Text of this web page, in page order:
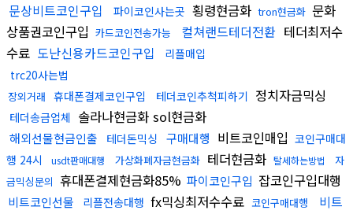
문상비트코인구입
파이코인사는곳 횡령현금화 tron현금화 문화
상품권코인구입 카드코인전송가능 컬쳐랜드테더전환 테더최저수
수료 도난신용카드코인구입
리플매입
trc20사는법
장외거래 휴대폰결제코인구입 테더코인추척피하기 정치자금믹싱
테더송금업체 솔라나현금화 sol현금화
해외선물현금인출 테더돈믹싱 구매대행 비트코인매입 코인구매대
행 24시
usdt판매대행 가상화폐자금현금화 테더현금화 탈세하는방법
자
금믹싱문의 휴대폰결제현금화85% 파이코인구입 잡코인구입대행
비트코인선물 리플전송대행 fx믹싱최저수수료 코인구매대행
비트